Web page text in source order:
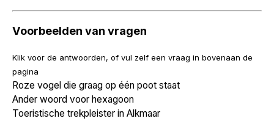
Voorbeelden van vragen
Klik voor de antwoorden, of vul zelf een vraag in bovenaan de
pagina
Roze vogel die graag op één poot staat
Ander woord voor hexagoon
Toeristische trekpleister in Alkmaar